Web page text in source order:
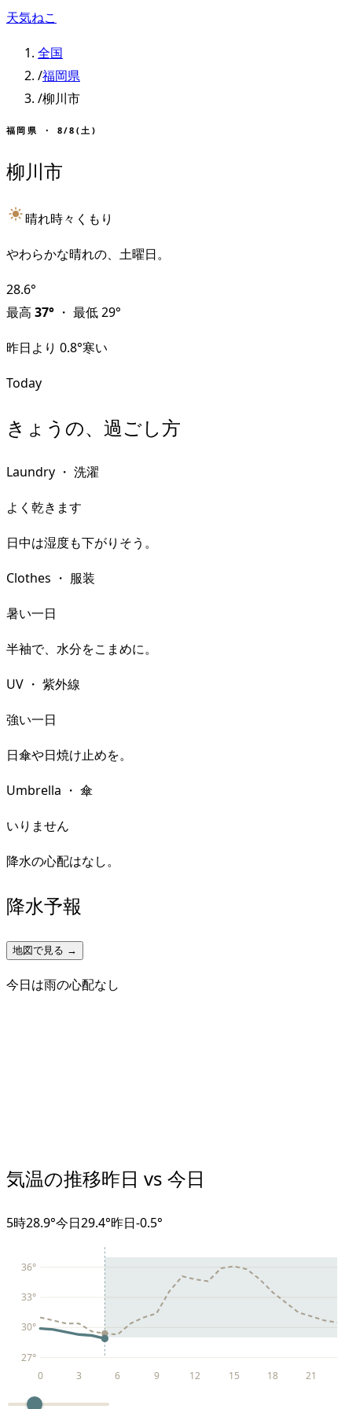
天気ねこ
全国
/福岡県
/柳川市
福岡県 ・ 8/8(土)
柳川市
晴れ時々くもり
やわらかな晴れの、土曜日。
28.6°
最高 37° ・ 最低29°
昨日より 0.8°寒い
Today
きょうの、過ごし方
Laundry ・ 洗濯
よく乾きます
日中は湿度も下がりそう。
Clothes ・ 服装
暑い一日
半袖で、水分をこまめに。
UV ・ 紫外線
強い一日
日傘や日焼け止めを。
Umbrella ・ 傘
いりません
降水の心配はなし。
降水予報
地図で見る →
今日は雨の心配なし
気温の推移昨日 vs 今日
5時28.9°今日29.4°昨日-0.5°
27°
30°
33°
36°
0 3 6 9 12 15 18 21